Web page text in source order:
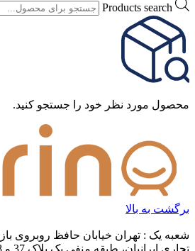
Products search
محصول مورد نظر خود را جستجو کنید.
برگشت به بالا
شعبه یک : تهران خیابان حافظ روبروی
تجاری ایرانیان، طبقه منفی یک پلاک 37 و 38